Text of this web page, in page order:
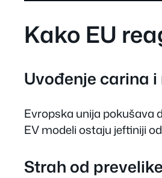
Kako EU
Uvođenje carina
Evropska unija pokušava
EV modeli ostaju jeftiniji
Strah od